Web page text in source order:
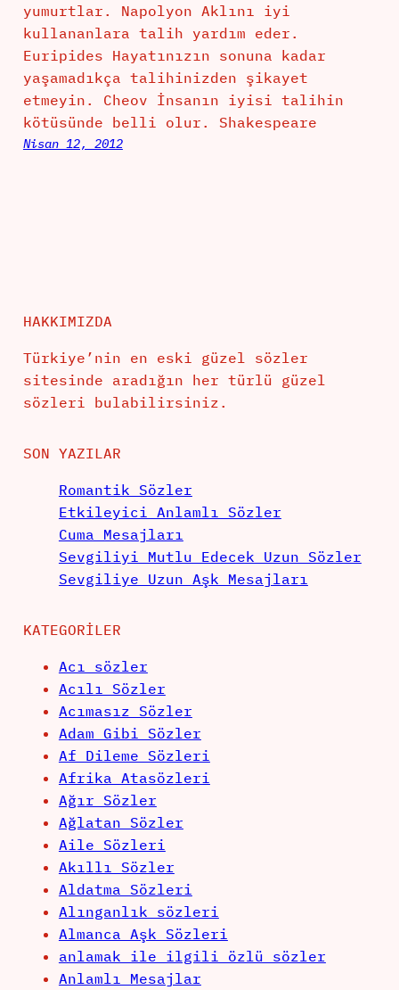
yumurtlar. Napolyon Aklını iyi
kullananlara talih yardım eder.
Euripides Hayatınızın sonuna kadar
yaşamadıkça talihinizden şikayet
etmeyin. Cheov İnsanın iyisi talihin
kötüsünde belli olur. Shakespeare
Nisan 12, 2012
HAKKIMIZDA
Türkiye’nin en eski güzel sözler
sitesinde aradığın her türlü güzel
sözleri bulabilirsiniz.
SON YAZILAR
Romantik Sözler
Etkileyici Anlamlı Sözler
Cuma Mesajları
Sevgiliyi Mutlu Edecek Uzun Sözler
Sevgiliye Uzun Aşk Mesajları
KATEGORILER
Acı sözler
Acılı Sözler
Acımasız Sözler
Adam Gibi Sözler
Af Dileme Sözleri
Afrika Atasözleri
Ağır Sözler
Ağlatan Sözler
Aile Sözleri
Akıllı Sözler
Aldatma Sözleri
Alınganlık sözleri
Almanca Aşk Sözleri
anlamak ile ilgili özlü sözler
Anlamlı Mesajlar